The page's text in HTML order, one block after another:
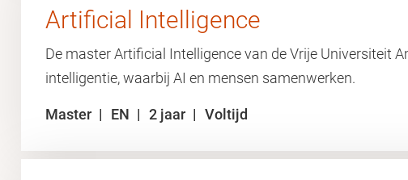
Artificial Intelligence
De master Artificial Intelligence van de Vrije Universiteit
intelligentie, waarbij AI en mensen samenwerken.
Master EN 2 jaar Voltijd